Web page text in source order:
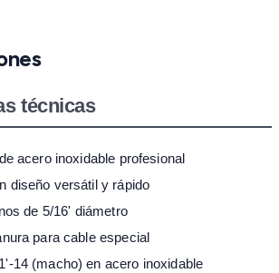
técnicas
acero inoxidable profesional
diseño versátil y rápido
de 5/16' diámetro
para cable especial
14 (macho) en acero inoxidable